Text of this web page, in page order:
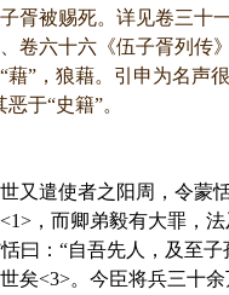
胥被赐死。详见卷三十
卷六十六《伍子胥列传
藉”，狼藉。引申为名声
于“史籍”。
遣使者之阳周，令蒙恬
，而卿弟毅有大罪，法
曰：“自吾先人，及至
矣<3>。今臣将兵三十余